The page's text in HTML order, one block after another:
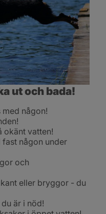
ut och bada!
någon!
okänt vatten!
någon under
och
eller bryggor - du
är i nöd!